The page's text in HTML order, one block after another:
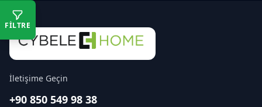
FİLTRE
İletişime Geçin
+90 850 549 98 38